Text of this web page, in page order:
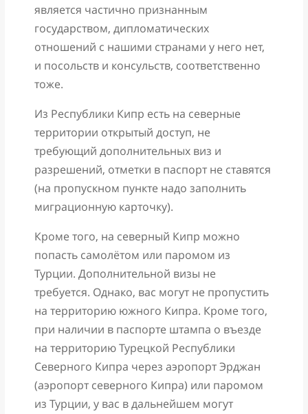
является частично признанным
государством, дипломатических
отношений с нашими странами у него нет,
и посольств и консульств, соответственно
тоже.
Из Республики Кипр есть на северные
территории открытый доступ, не
требующий дополнительных виз и
разрешений, отметки в паспорт не ставятся
(на пропускном пункте надо заполнить
миграционную карточку).
Кроме того, на северный Кипр можно
попасть самолётом или паромом из
Турции. Дополнительной визы не
требуется. Однако, вас могут не пропустить
на территорию южного Кипра. Кроме того,
при наличии в паспорте штампа о въезде
на территорию Турецкой Республики
Северного Кипра через аэропорт Эрджан
(аэропорт северного Кипра) или паромом
из Турции, у вас в дальнейшем могут